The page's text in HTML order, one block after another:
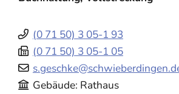
(0 71 50) 3 05-1 93
(0 71 50) 3 05-1 05
Gebäude Rathaus